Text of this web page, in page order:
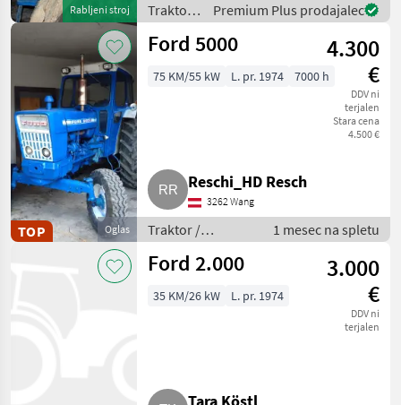
Rabljeni stroj
Traktor /
Ford
Premium Plus prodajalec
Oglas
TOP
Ford 5000
4.300
€
DDV ni
terjalen
Stara cena
4.500 €
75 KM/55 kW L. pr. 1974 7000 h
Reschi_HD Resch
3262 Wang
Traktor /
Standardni
traktor
1 mesec na spletu
Ford 2.000
3.000
€
DDV ni
terjalen
35 KM/26 kW L. pr. 1974